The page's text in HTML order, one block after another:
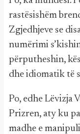
rastësishëm
Zgjedhjeve se
numërimi
përputheshin,
dhe idiomatik të
Po, edhe Lëvizja
Prizren, aty ku
madhe e